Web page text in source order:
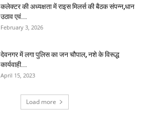
कलेक्टर की अध्यक्षता में राइस मिलर्स की बैठक संपन्न,धान
उठाव एवं...
February 3, 2026
देवनगर में लगा पुलिस का जन चौपाल, नशे के विरूद्ध
कार्यवाही...
April 15, 2023
Load more